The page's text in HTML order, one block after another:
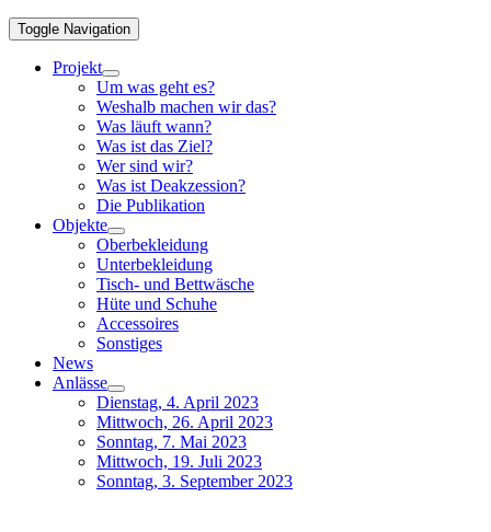
Toggle Navigation
Projekt
Um was geht es?
Weshalb machen wir das?
Was läuft wann?
Was ist das Ziel?
Wer sind wir?
Was ist Deakzession?
Die Publikation
Objekte
Oberbekleidung
Unterbekleidung
Tisch- und Bettwäsche
Hüte und Schuhe
Accessoires
Sonstiges
News
Anlässe
Dienstag, 4. April 2023
Mittwoch, 26. April 2023
Sonntag, 7. Mai 2023
Mittwoch, 19. Juli 2023
Sonntag, 3. September 2023